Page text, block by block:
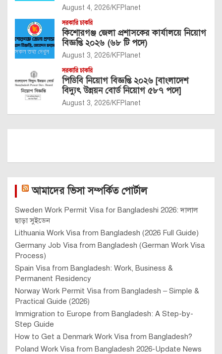
August 4, 2026 KFPlanet
সরকারি চাকরি
কিশোরগঞ্জ জেলা প্রশাসকের কার্যালয়ে নিয়োগ
বিজ্ঞপ্তি ২০২৬ (৬৮ টি পদে)
August 3, 2026 KFPlanet
সরকারি চাকরি
পিডিবি নিয়োগ বিজ্ঞপ্তি ২০২৬ [বাংলাদেশ
বিদ্যুৎ উন্নয়ন বোর্ড নিয়োগ ৫৮৭ পদে]
August 3, 2026 KFPlanet
আমাদের ভিসা সম্পর্কিত পোর্টাল
Sweden Work Permit Visa for Bangladeshi 2026: দালাল
ছাড়া সুইডেন
Lithuania Work Visa from Bangladesh (2026 Full Guide)
Germany Job Visa from Bangladesh (German Work Visa
Process)
Spain Visa from Bangladesh: Work, Business &
Permanent Residency
Norway Work Permit Visa from Bangladesh – Simple &
Practical Guide (2026)
Immigration to Europe from Bangladesh: A Step-by-
Step Guide
How to Get a Denmark Work Visa from Bangladesh?
Poland Work Visa from Bangladesh 2026-Update News